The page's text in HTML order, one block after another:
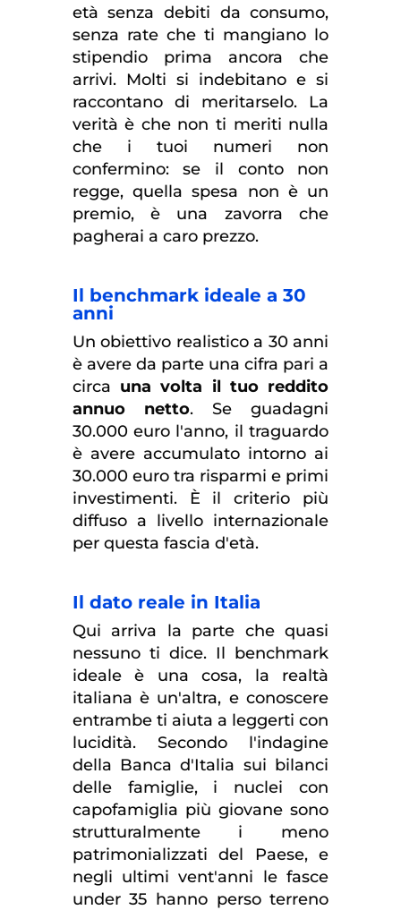
età senza debiti da consumo,
senza rate che ti mangiano lo
stipendio prima ancora che
arrivi. Molti si indebitano e si
raccontano di meritarselo. La
verità è che non ti meriti nulla
che i tuoi numeri non
confermino: se il conto non
regge, quella spesa non è un
premio, è una zavorra che
pagherai a caro prezzo.
Il benchmark ideale a 30
anni
Un obiettivo realistico a 30 anni
è avere da parte una cifra pari a
circa una volta il tuo reddito
annuo netto. Se guadagni
30.000 euro l'anno, il traguardo
è avere accumulato intorno ai
30.000 euro tra risparmi e primi
investimenti. È il criterio più
diffuso a livello internazionale
per questa fascia d'età.
Il dato reale in Italia
Qui arriva la parte che quasi
nessuno ti dice. Il benchmark
ideale è una cosa, la realtà
italiana è un'altra, e conoscere
entrambe ti aiuta a leggerti con
lucidità. Secondo l'indagine
della Banca d'Italia sui bilanci
delle famiglie, i nuclei con
capofamiglia più giovane sono
strutturalmente i meno
patrimonializzati del Paese, e
negli ultimi vent'anni le fasce
under 35 hanno perso terreno